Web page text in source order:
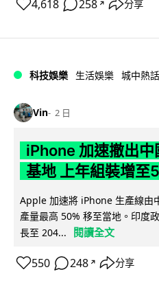
4,618 258 ↗ 分享
科技娛樂 生活娛樂 城中熱話
Vin 2 日
iPhone 加速撤出
基地 上年組裝增至
Apple 加速將 iPhone 生產線由
產量最高 50% 移至當地。印度
長至 204...
閱讀全文
550 248 ↗ 分享